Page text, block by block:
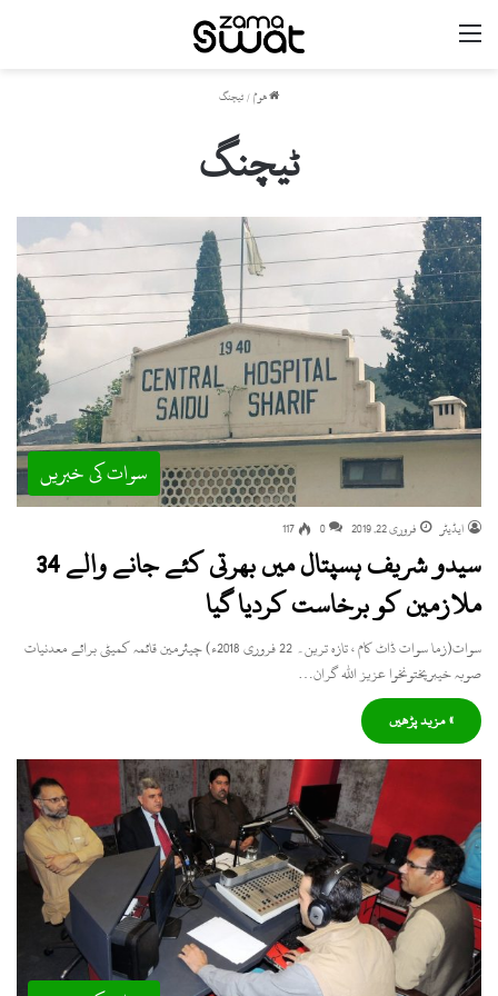
ھوم/ٹیچنگ
ٹیچنگ
سوات کی خبریں
ایڈیٹر فروری 22, 2019 0
117
سیدو شریف ہسپتال میں بھرتی کئے جانے والے 34
ملازمین کو برخاست کردیا گیا
سوات(زما سوات ڈاٹ کام ، تازہ ترین۔ 22 فروری 2018ء) چیئرمین قائمہ کمیٹی برائے معدنیات
صوبہ خیبرپختونخوا عزیز اللہ گران…
» مزید پڑھیں